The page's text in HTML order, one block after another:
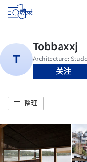
登录
关注
整理